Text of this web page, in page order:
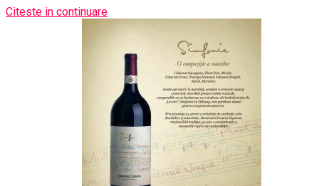
Citeste in continuare